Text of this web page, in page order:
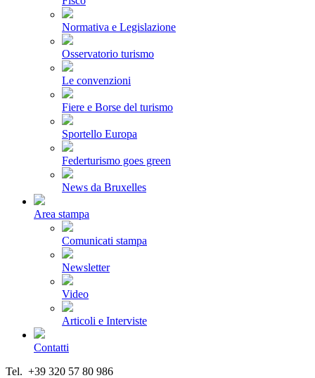
Normativa e Legislazione
Osservatorio turismo
Le convenzioni
Fiere e Borse del turismo
Sportello Europa
Federturismo goes green
News da Bruxelles
Area stampa
Comunicati stampa
Newsletter
Video
Articoli e Interviste
Contatti
Tel. +39 320 57 80 986